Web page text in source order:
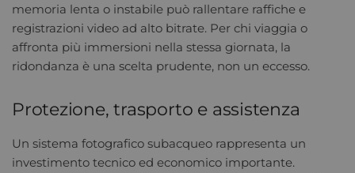
memoria lenta o instabile può rallentare raffiche e
registrazioni video ad alto bitrate. Per chi viaggia o
affronta più immersioni nella stessa giornata, la
ridondanza è una scelta prudente, non un eccesso.
Protezione, trasporto e assistenza
Un sistema fotografico subacqueo rappresenta un
investimento tecnico ed economico importante.